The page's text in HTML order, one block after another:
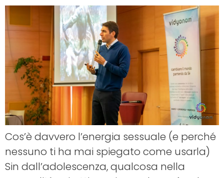
Cos’è davvero l’energia sessuale (e perché
nessuno ti ha mai spiegato come usarla)
Sin dall’adolescenza, qualcosa nella